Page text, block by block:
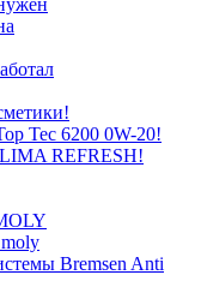
Tec 6200 0W-20!
REFRESH!
Bremsen Anti